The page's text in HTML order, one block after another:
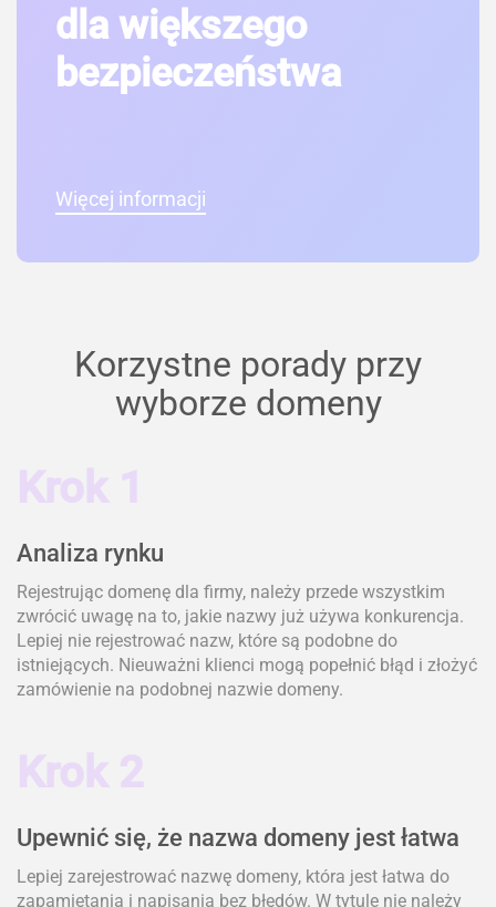
dla większego
bezpieczeństwa
Więcej informacji
Korzystne porady przy
wyborze domeny
Krok 1
Analiza rynku
Rejestrując domenę dla firmy, należy przede wszystkim
zwrócić uwagę na to, jakie nazwy już używa konkurencja.
Lepiej nie rejestrować nazw, które są podobne do
istniejących. Nieuważni klienci mogą popełnić błąd i złożyć
zamówienie na podobnej nazwie domeny.
Krok 2
Upewnić się, że nazwa domeny jest łatwa
Lepiej zarejestrować nazwę domeny, która jest łatwa do
zapamiętania i napisania bez błędów. W tytule nie należy